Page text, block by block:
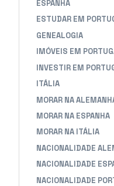
ESPANHA
ESTUDAR EM
GENEALOGIA
IMÓVEIS EM
INVESTIR EM
ITÁLIA
MORAR NA
MORAR NA ESPANHA
MORAR NA ITÁLIA
NACIONALIDADE
NACIONALIDADE
NACIONALIDADE